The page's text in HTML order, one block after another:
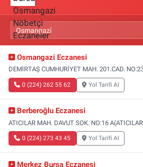
Osmangazi Eczanesi
DEMİRTAŞ CUMHURİYET MAH. 201.CAD.
0 (224) 262 55 62 Yol Tarifi Al
Berberoğlu Eczanesi
ATICILAR MAH. DAVUT SOK. NO:16
0 (224) 273 43 45 Yol Tarifi Al
Merkez Bursa Eczanesi